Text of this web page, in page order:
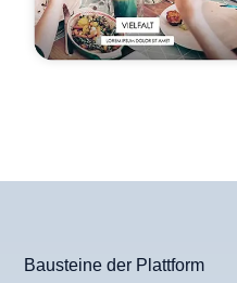
Bausteine der Plattform